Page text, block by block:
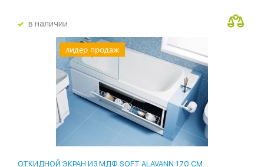
в наличии
лидер продаж
ОТКИДНОЙ ЭКРАН ИЗ МДФ SOFT ALAVANN 170 СМ